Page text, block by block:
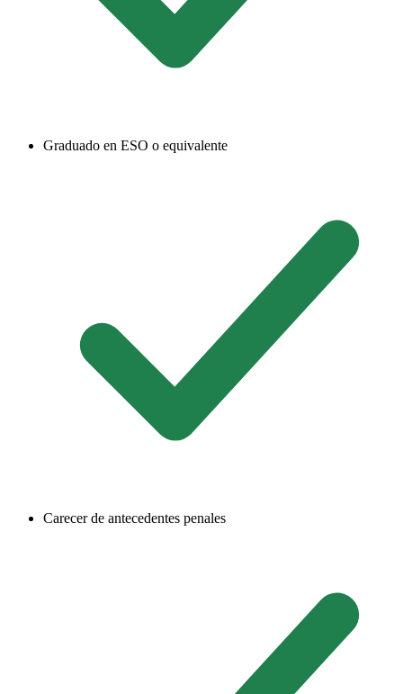
Graduado en ESO o equivalente
Carecer de antecedentes penales